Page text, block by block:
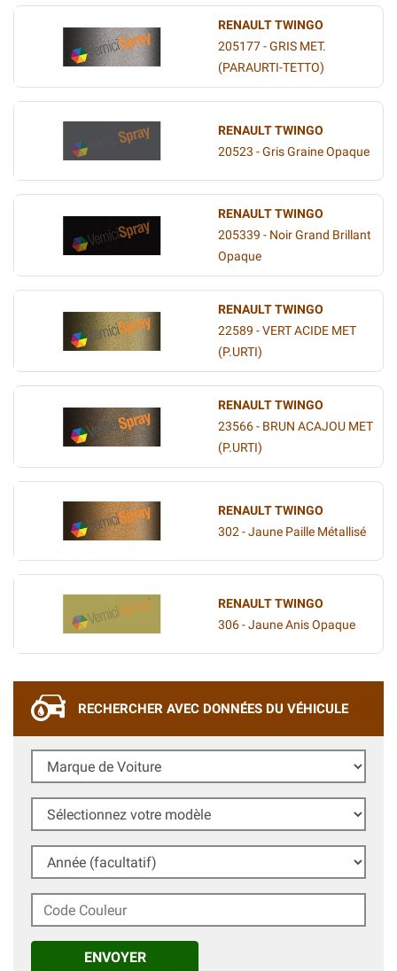
RENAULT TWINGO
205177 - GRIS MET.
(PARAURTI-TETTO)
RENAULT TWINGO
20523 - Gris Graine Opaque
RENAULT TWINGO
205339 - Noir Grand Brillant
Opaque
RENAULT TWINGO
22589 - VERT ACIDE MET
(P.URTI)
RENAULT TWINGO
23566 - BRUN ACAJOU MET
(P.URTI)
RENAULT TWINGO
302 - Jaune Paille Métallisé
RENAULT TWINGO
306 - Jaune Anis Opaque
RECHERCHER AVEC DONNÉES DU VÉHICULE
Marque de Voiture
Sélectionnez votre modèle
Année (facultatif)
Code Couleur
ENVOYER